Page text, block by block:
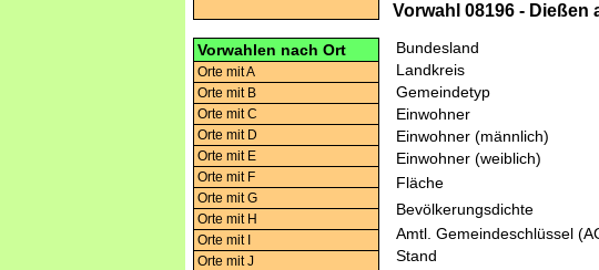
Vorwahlen nach Ort
Orte mit A
Orte mit B
Orte mit C
Orte mit D
Orte mit E
Orte mit F
Orte mit G
Orte mit H
Orte mit I
Orte mit J
Vorwahl 08196 - Dießen
Bundesland
Landkreis
Gemeindetyp
Einwohner
Einwohner (männlich)
Einwohner (weiblich)
Fläche
Bevölkerungsdichte
Amtl. Gemeindeschlüssel
Stand